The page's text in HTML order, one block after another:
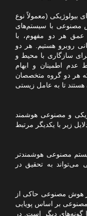
بیولوژیکی (معمولاً نوع
مصنوعی با سیستم‌های
عمق هر دو مفهوم، با
روبرو هستیم. هر دو
سازگاری با محیط و
اطمینان و ابهام
هر دو گروه متخصصان
تا به عامل زیستی
و مصنوعی هوشمند
زیر با یکدیگر مرتبط
مصنوعی هوشمندتر
می‌تواند به تحقیق در
در هوش مصنوعی حاکی از
بر اساس پویایی
دیگر است. در